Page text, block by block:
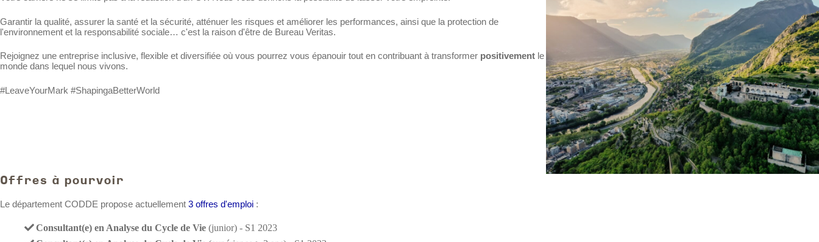
Garantir la qualité, assurer la santé et la sécurité, atténuer les risques et améliorer les performances, ainsi que la protection de
l'environnement et la responsabilité sociale… c'est la raison d'être de Bureau Veritas.
Rejoignez une entreprise inclusive, flexible et diversifiée où vous pourrez vous épanouir tout en contribuant à transformer positivement le
monde dans lequel nous vivons.
#LeaveYourMark #ShapingaBetterWorld
Offres à pourvoir
Le département CODDE propose actuellement 3 offres d'emploi :
Consultant(e) en Analyse du Cycle de Vie (junior) - S1 2023